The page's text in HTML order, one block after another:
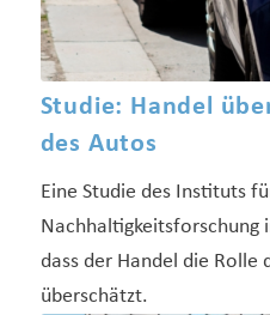
Studie: Handel
des Autos
Eine Studie des Instituts
Nachhaltigkeitsforschung
dass der Handel die Rolle
überschätzt.